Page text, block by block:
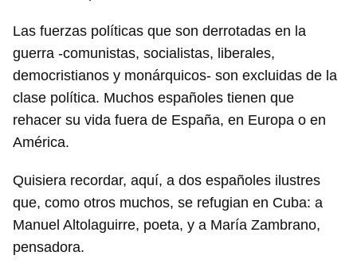
Las fuerzas políticas que son derrotadas en la
guerra -comunistas, socialistas, liberales,
democristianos y monárquicos- son excluidas de la
clase política. Muchos españoles tienen que
rehacer su vida fuera de España, en Europa o en
América.
Quisiera recordar, aquí, a dos españoles ilustres
que, como otros muchos, se refugian en Cuba: a
Manuel Altolaguirre, poeta, y a María Zambrano,
pensadora.